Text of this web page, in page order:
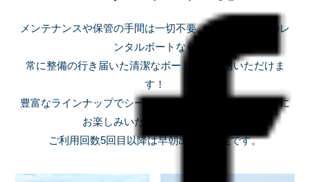
メンテナンスや保管の手間は一切不要。シースタイルのレ
ンタルボートなら
常に整備の行き届いた清潔なボートをご利用いただけま
す！
豊富なラインナップでシーズンを問わず、多くのお客様に
お楽しみいただいております。
ご利用回数5回目以降は早朝出港も可能です。